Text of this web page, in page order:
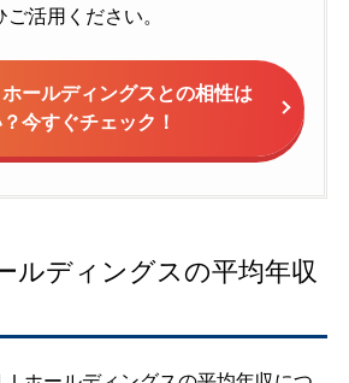
活用ください。
ールディングスとの相性は
今すぐチェック！
ルディングスの平均年収